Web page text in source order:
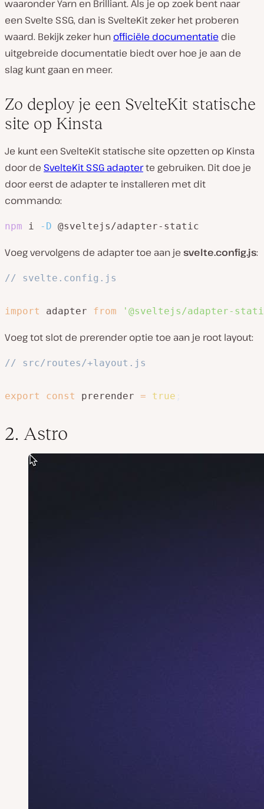
waaronder Yarn en Brilliant. Als je op zoek bent naar
een Svelte SSG, dan is SvelteKit zeker het proberen
waard. Bekijk zeker hun officiële documentatie die
uitgebreide documentatie biedt over hoe je aan de
slag kunt gaan en meer.
Zo deploy je een SvelteKit statische
site op Kinsta
Je kunt een SvelteKit statische site opzetten op Kinsta
door de SvelteKit SSG adapterte gebruiken. Dit doe je
door eerst de adapter te installeren met dit
commando:
npm i -D @sveltejs/adapter-static
Voeg vervolgens de adapter toe aan je svelte.config.js:
// svelte.config.js
import adapter from '@sveltejs/adapter-
Voeg tot slot de prerender optie toe aan je root layout:
// src/routes/+layout.js
export const prerender = true
2. Astro